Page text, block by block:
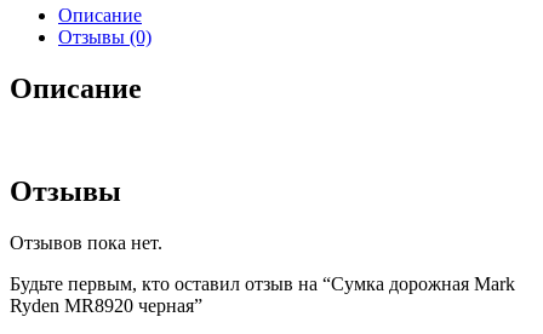
Описание
Отзывы (0)
Описание
Отзывы
Отзывов пока нет.
Будьте первым, кто оставил отзыв на “Сумка дорожная Mark
Ryden MR8920 черная”